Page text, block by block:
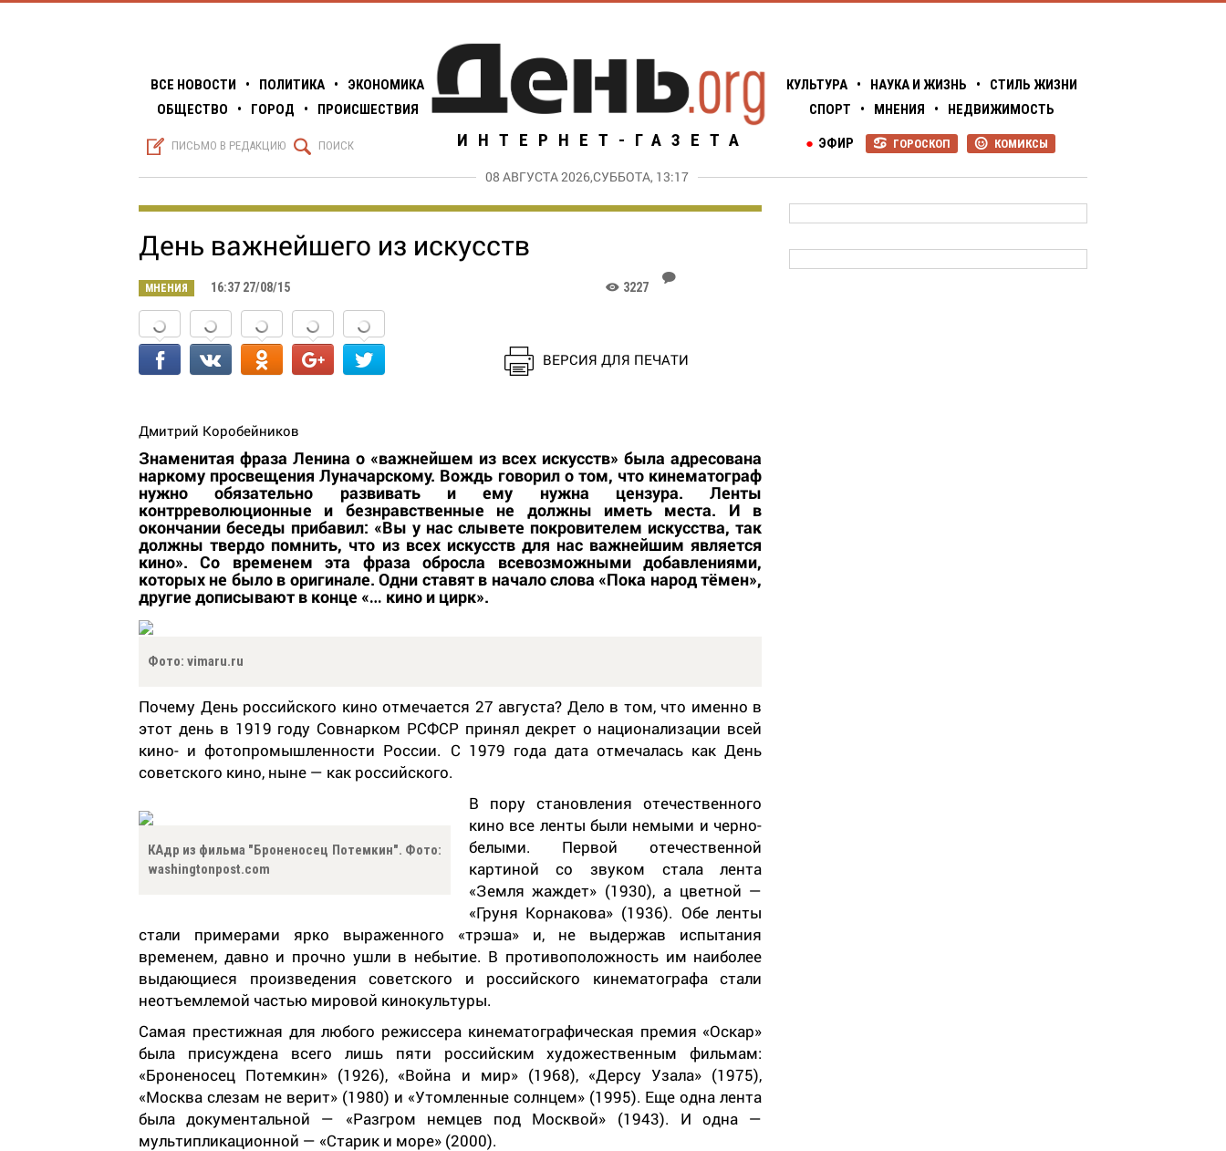
ВСЕ НОВОСТИ • ПОЛИТИКА •
ЭКОНОМИКА
ОБЩЕСТВО
• ГОРОД • ПРОИСШЕСТВИЯ
S ПИСЬМО В РЕДАКЦИЮ Q ПОИСК ИНТЕРНЕТ-ГАЗЕТА
КУЛЬТУРА • НАУКА И ЖИЗНЬ •
СТИЛЬ ЖИЗНИ
СПОРТ
• МНЕНИЯ • НЕДВИЖИМОСТЬ
P КОМИКСЫ
R ГОРОСКОП
● ЭФИР
08 АВГУСТА 2026,СУББОТА, 13:17
День важнейшего из искусств
МНЕНИЯ 16:37 27/08/15 K 3227
J
ВЕРСИЯ ДЛЯ ПЕЧАТИ
Дмитрий Коробейников
Знаменитая фраза Ленина о «важнейшем из всех искусств» была адресована
наркому просвещения Луначарскому. Вождь говорил о том, что кинематограф
нужно обязательно развивать и ему нужна цензура. Ленты
контрреволюционные и безнравственные не должны иметь места. И в
окончании беседы прибавил: «Вы у нас слывете покровителем искусства, так
должны твердо помнить, что из всех искусств для нас важнейшим является
кино». Со временем эта фраза обросла всевозможными добавлениями,
которых не было в оригинале. Одни ставят в начало слова «Пока народ тёмен»,
другие дописывают в конце «… кино и цирк».
Фото: vimaru.ru
Почему День российского кино отмечается 27 августа? Дело в том, что именно в
этот день в 1919 году Совнарком РСФСР принял декрет о национализации всей
кино- и фотопромышленности России. С 1979 года дата отмечалась как День
советского кино, ныне — как российского.
КАдр из фильма "Броненосец Потемкин". Фото:
washingtonpost.com
В пору становления отечественного
кино все ленты были немыми и черно-
белыми. Первой отечественной
картиной со звуком стала лента
«Земля жаждет» (1930), а цветной —
«Груня Корнакова» (1936). Обе ленты
стали примерами ярко выраженного «трэша» и, не выдержав испытания
временем, давно и прочно ушли в небытие. В противоположность им наиболее
выдающиеся произведения советского и российского кинематографа стали
неотъемлемой частью мировой кинокультуры.
Самая престижная для любого режиссера кинематографическая премия «Оскар»
была присуждена всего лишь пяти российским художественным фильмам:
«Броненосец Потемкин» (1926), «Война и мир» (1968), «Дерсу Узала» (1975),
«Москва слезам не верит» (1980) и «Утомленные солнцем» (1995). Еще одна лента
была документальной — «Разгром немцев под Москвой» (1943). И одна —
мультипликационной — «Старик и море» (2000).